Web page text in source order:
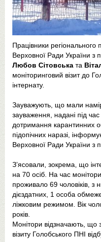
Працівники
Верховної Ради України з
Любов Сітовська та
моніторинговий візит до
інтернату.
Зауважують, що мали
зауваження, надані під
дотримання карантинних
підопічних наразі,
Верховної Ради України з
З’ясовали, зокрема, що
на 70 осіб. На час
проживало 69 чоловіків, з
дієздатних, 1 особа
ліжковим режимом. Вік
років.
Монітори відзначають, що
візиту Голобського ПНІ